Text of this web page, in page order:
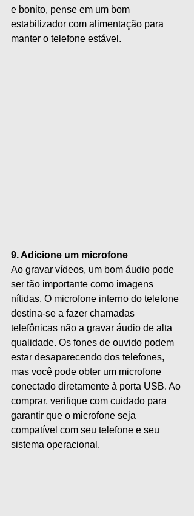
e bonito, pense em um bom
estabilizador com alimentação para
manter o telefone estável.
9. Adicione um microfone
Ao gravar vídeos, um bom áudio pode
ser tão importante como imagens
nítidas. O microfone interno do telefone
destina-se a fazer chamadas
telefônicas não a gravar áudio de alta
qualidade. Os fones de ouvido podem
estar desaparecendo dos telefones,
mas você pode obter um microfone
conectado diretamente à porta USB. Ao
comprar, verifique com cuidado para
garantir que o microfone seja
compatível com seu telefone e seu
sistema operacional.